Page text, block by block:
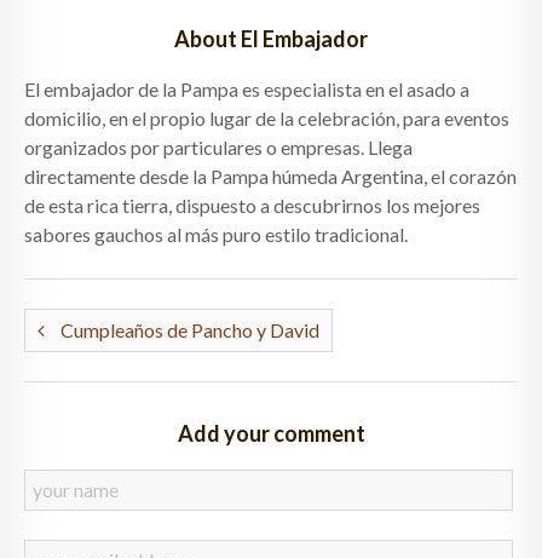
About El Embajador
El embajador de la Pampa es especialista en el asado a
domicilio, en el propio lugar de la celebración, para eventos
organizados por particulares o empresas. Llega
directamente desde la Pampa húmeda Argentina, el corazón
de esta rica tierra, dispuesto a descubrirnos los mejores
sabores gauchos al más puro estilo tradicional.
Cumpleaños de Pancho y David
Add your comment